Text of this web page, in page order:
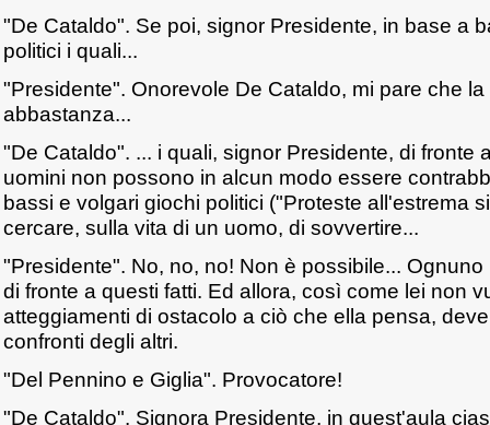
"De Cataldo". Se poi, signor Presidente, in base a
politici i quali...
"Presidente". Onorevole De Cataldo, mi pare che
abbastanza...
"De Cataldo". ... i quali, signor Presidente, di fronte
uomini non possono in alcun modo essere
bassi e volgari giochi politici ("Proteste all'estrema
cercare, sulla vita di un uomo, di sovvertire...
"Presidente". No, no, no! Non è possibile...
di fronte a questi fatti. Ed allora, così come lei non
atteggiamenti di ostacolo a ciò che ella pensa,
confronti degli altri.
"Del Pennino e Giglia". Provocatore!
"De Cataldo". Signora Presidente, in quest'aula